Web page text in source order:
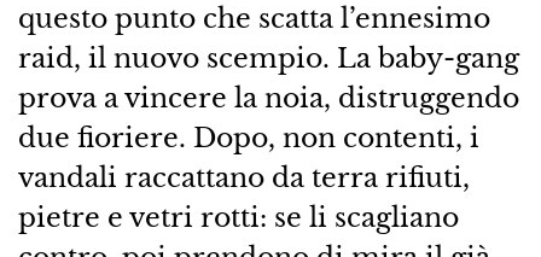
questo punto che scatta l’ennesimo
raid, il nuovo scempio. La baby-gang
prova a vincere la noia, distruggendo
due fioriere. Dopo, non contenti, i
vandali raccattano da terra rifiuti,
pietre e vetri rotti: se li scagliano